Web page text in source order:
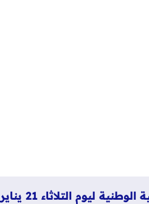
التلاثاء 21 يناير 2020